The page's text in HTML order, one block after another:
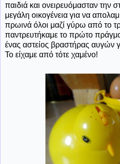
παιδιά και ονειρευόμασταν την
μεγάλη οικογένεια για να
πρωινά όλοι μαζί γύρω από το
παντρευτήκαμε το πρώτο
ένας αστείος βραστήρας αυγών
Το είχαμε από τότε χαμένο!